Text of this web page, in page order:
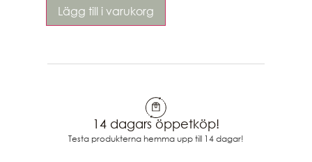
Lägg till i varukorg
14 dagars öppetköp!
Testa produkterna hemma upp till 14 dagar!